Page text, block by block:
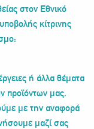
στον Εθνικό
κίτρινης
ή άλλα θέματα
προϊόντων μας,
με την αναφορά
μαζί σας